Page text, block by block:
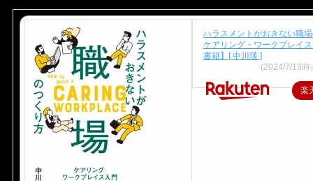
ハラスメントがおきない職
ケアリング・ワークプレイ
書籍】[ 中川瑛 ]
(2024/7/13時
楽